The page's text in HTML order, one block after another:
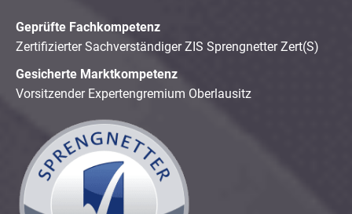
Geprüfte Fachkompetenz
Zertifizierter Sachverständiger ZIS Sprengnetter Zert(S)
Gesicherte Marktkompetenz
Vorsitzender Expertengremium Oberlausitz